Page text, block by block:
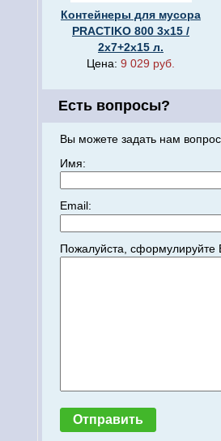
Контейнеры для мусора
PRACTIKO 800 3х15 /
2х7+2х15 л.
Цена: 9 029 руб.
Есть вопросы?
Вы можете задать нам
Имя:
Email:
Пожалуйста,